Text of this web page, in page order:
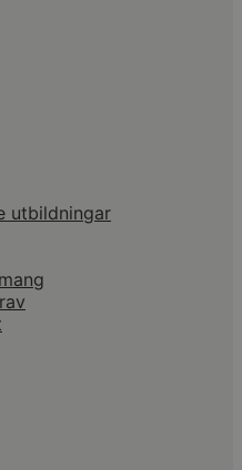
utbildningar